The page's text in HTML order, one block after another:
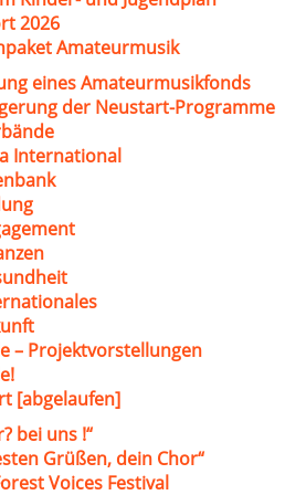
2026
Amateurmusik
eines Amateurmusikfonds
der Neustart-Programme
International
– Projektvorstellungen
[abgelaufen]
bei uns !“
Grüßen, dein Chor“
Voices Festival